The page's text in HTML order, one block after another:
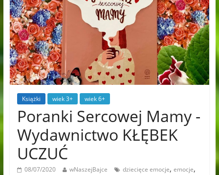
Książki wiek 3+ wiek 6+
Poranki Sercowej Mamy -
Wydawnictwo KŁĘBEK
UCZUĆ
08/07/2020 wNaszejBajce dziecięce emocje, emocje,